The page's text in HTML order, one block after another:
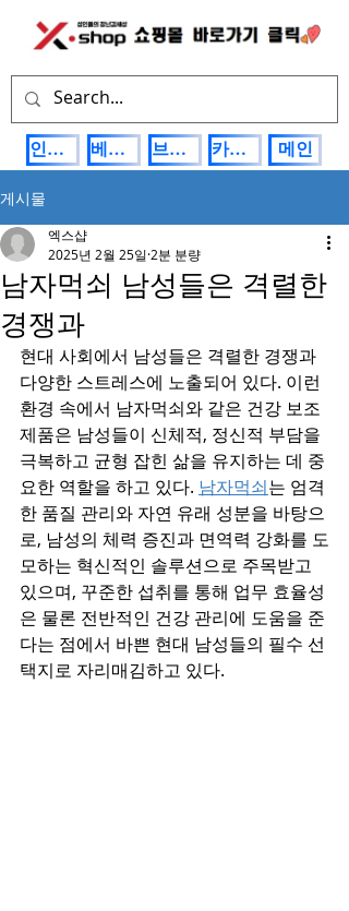
인기상품 베스트제품 브랜드관 카테고리 메인
게시물
남자먹쇠 남성들은 격렬한
경쟁과
엑스샵
2025년 2월 25일 2분 분량
현대 사회에서 남성들은 격렬한 경쟁과
다양한 스트레스에 노출되어 있다. 이런
환경 속에서 남자먹쇠와 같은 건강 보조
제품은 남성들이 신체적, 정신적 부담을
극복하고 균형 잡힌 삶을 유지하는 데 중
요한 역할을 하고 있다. 남자먹쇠는 엄격
한 품질 관리와 자연 유래 성분을 바탕으
로, 남성의 체력 증진과 면역력 강화를 도
모하는 혁신적인 솔루션으로 주목받고
있으며, 꾸준한 섭취를 통해 업무 효율성
은 물론 전반적인 건강 관리에 도움을 준
다는 점에서 바쁜 현대 남성들의 필수 선
택지로 자리매김하고 있다.